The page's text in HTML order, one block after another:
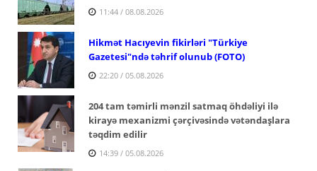
11:44 / 08.08.2026
Hikmət Hacıyevin fikirləri "Türkiye
Gazetesi"ndə təhrif olunub (FOTO)
22:20 / 05.08.2026
204 tam təmirli mənzil satmaq öhdəliyi ilə
kirayə mexanizmi çərçivəsində vətəndaşlara
təqdim edilir
14:39 / 05.08.2026